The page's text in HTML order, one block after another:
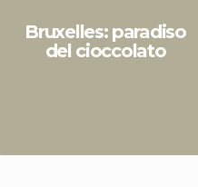
Bruxelles: paradiso
del cioccolato